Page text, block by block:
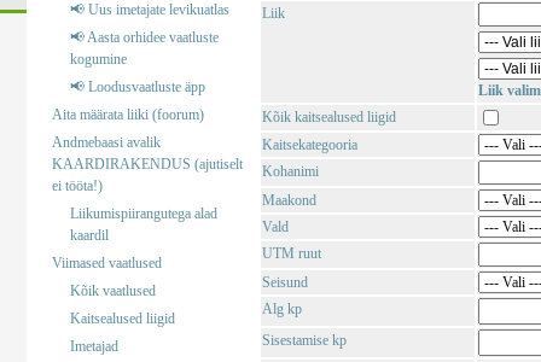
📢 Uus imetajate levikuatlas
📢 Aasta orhidee vaatluste
kogumine
📢 Loodusvaatluste äpp
Aita määrata liiki (foorum)
Andmebaasi avalik
KAARDIRAKENDUS (ajutiselt
ei tööta!)
Liikumispiirangutega alad
kaardil
Viimased vaatlused
Kõik vaatlused
Kaitsealused liigid
Imetajad
Liik
Liik
Kõik kaitsealused liigid
Kaitsekategooria
Kohanimi
Maakond
Vald
UTM ruut
Seisund
Alg kp
Sisestamise kp